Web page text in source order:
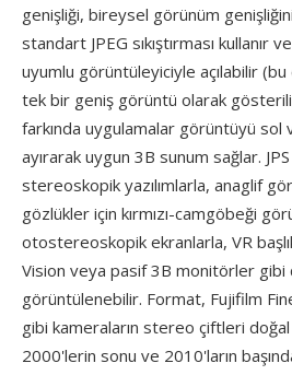
genişliği, bireysel görünüm
standart JPEG sıkıştırması kullanır
uyumlu görüntüleyiciyle açılabilir
tek bir geniş görüntü olarak
farkında uygulamalar görüntüyü sol
ayırarak uygun 3B sunum sağlar.
stereoskopik yazılımlarla, anaglif
gözlükler için kırmızı-camgöbeği
otostereoskopik ekranlarla, VR
Vision veya pasif 3B monitörler gibi
görüntülenebilir. Format, Fujifilm
gibi kameraların stereo çiftleri doğal
2000'lerin sonu ve 2010'ların